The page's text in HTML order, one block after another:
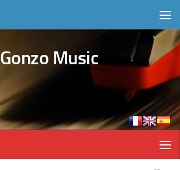
Gonzo Music